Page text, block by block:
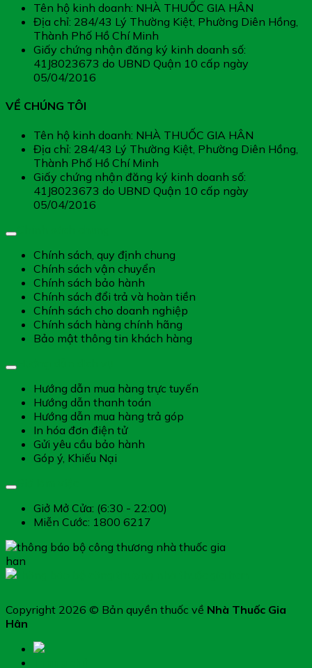
Tên hộ kinh doanh: NHÀ THUỐC GIA HÂN
Địa chỉ: 284/43 Lý Thường Kiệt, Phường Diên Hồng,
Thành Phố Hồ Chí Minh
Giấy chứng nhận đăng ký kinh doanh số:
41J8023673 do UBND Quận 10 cấp ngày
05/04/2016
VỀ CHÚNG TÔI
Tên hộ kinh doanh: NHÀ THUỐC GIA HÂN
Địa chỉ: 284/43 Lý Thường Kiệt, Phường Diên Hồng,
Thành Phố Hồ Chí Minh
Giấy chứng nhận đăng ký kinh doanh số:
41J8023673 do UBND Quận 10 cấp ngày
05/04/2016
Chính sách, quy định chung
Chính sách vận chuyển
Chính sách bảo hành
Chính sách đổi trả và hoàn tiền
Chính sách cho doanh nghiệp
Chính sách hàng chính hãng
Bảo mật thông tin khách hàng
Hướng dẫn mua hàng trực tuyến
Hướng dẫn thanh toán
Hướng dẫn mua hàng trả góp
In hóa đơn điện tử
Gửi yêu cầu bảo hành
Góp ý, Khiếu Nại
Giở Mở Cửa: (6:30 - 22:00)
Miễn Cước: 1800 6217
Copyright 2026 © Bản quyền thuốc về Nhà Thuốc Gia
Hân